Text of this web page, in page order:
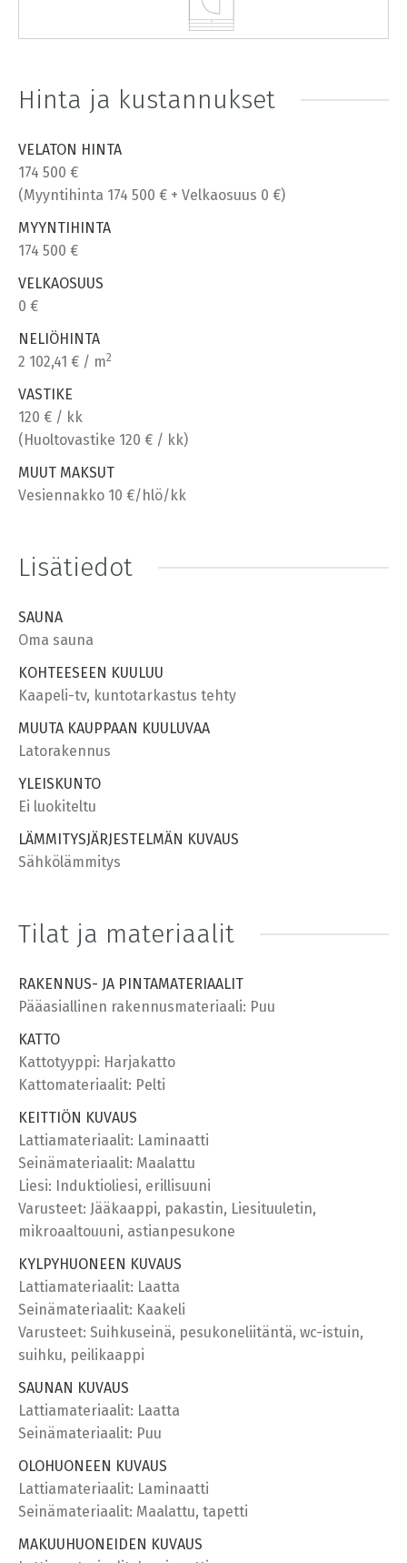
Hinta ja kustannukset
VELATON HINTA
174 500 €
(Myyntihinta 174 500 € + Velkaosuus 0 €)
MYYNTIHINTA
174 500 €
VELKAOSUUS
0 €
NELIÖHINTA
2 102,41 € / m2
VASTIKE
120 € / kk
(Huoltovastike 120 € / kk)
MUUT MAKSUT
Vesiennakko 10 €/hlö/kk
Lisätiedot
SAUNA
Oma sauna
KOHTEESEEN KUULUU
Kaapeli-tv, kuntotarkastus tehty
MUUTA KAUPPAAN KUULUVAA
Latorakennus
YLEISKUNTO
Ei luokiteltu
LÄMMITYSJÄRJESTELMÄN KUVAUS
Sähkölämmitys
Tilat ja materiaalit
RAKENNUS- JA PINTAMATERIAALIT
Pääasiallinen rakennusmateriaali: Puu
KATTO
Kattotyyppi: Harjakatto
Kattomateriaalit: Pelti
KEITTIÖN KUVAUS
Lattiamateriaalit: Laminaatti
Seinämateriaalit: Maalattu
Liesi: Induktioliesi, erillisuuni
Varusteet: Jääkaappi, pakastin, Liesituuletin,
mikroaaltouuni, astianpesukone
KYLPYHUONEEN KUVAUS
Lattiamateriaalit: Laatta
Seinämateriaalit: Kaakeli
Varusteet: Suihkuseinä, pesukoneliitäntä, wc-istuin,
suihku, peilikaappi
SAUNAN KUVAUS
Lattiamateriaalit: Laatta
Seinämateriaalit: Puu
OLOHUONEEN KUVAUS
Lattiamateriaalit: Laminaatti
Seinämateriaalit: Maalattu, tapetti
MAKUUHUONEIDEN KUVAUS